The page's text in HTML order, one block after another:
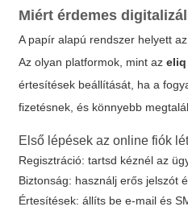
Miért érdemes
A papír alapú rendszer helyett
Az olyan platformok, mint az
értesítések beállítását, ha a
fizetésnek, és könnyebb
Első lépések az online fiók
Regisztráció: tartsd kéznél az
Biztonság: használj erős jelszót
Értesítések: állíts be e-mail és